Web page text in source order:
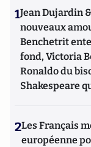
1Jean Dujardin
nouveaux
Benchetrit
fond, Victoria
Ronaldo du
Shakespeare
2Les Français
européenne